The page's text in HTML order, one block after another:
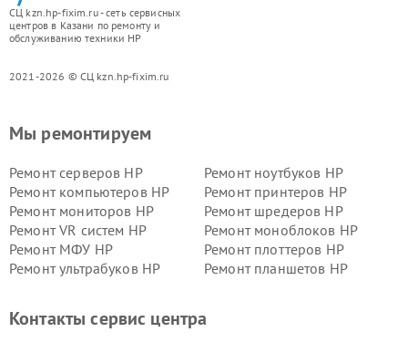
СЦ kzn.hp-fixim.ru - сеть сервисных
центров в Казани по ремонту и
обслуживанию техники HP
2021-2026 © СЦ kzn.hp-fixim.ru
Мы ремонтируем
Ремонт серверов HP
Ремонт ноутбуков HP
Ремонт компьютеров HP
Ремонт принтеров HP
Ремонт мониторов HP
Ремонт шредеров HP
Ремонт VR систем HP
Ремонт моноблоков HP
Ремонт МФУ HP
Ремонт плоттеров HP
Ремонт ультрабуков HP
Ремонт планшетов HP
Контакты сервис центра